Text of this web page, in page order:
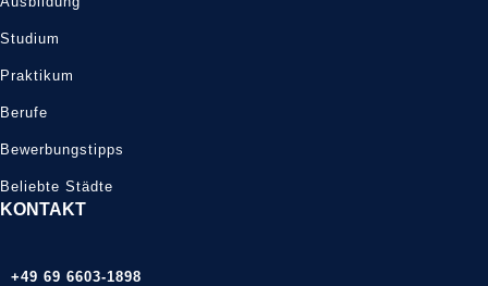
Studium
Praktikum
Berufe
Bewerbungstipps
Beliebte Städte
KONTAKT
+49 69 6603-1898